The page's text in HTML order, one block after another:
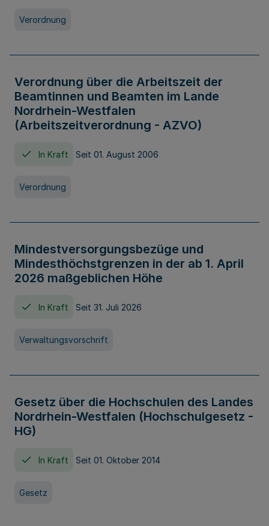
Verordnung
Verordnung über die Arbeitszeit der
Beamtinnen und Beamten im Lande
Nordrhein-Westfalen
(Arbeitszeitverordnung - AZVO)
In Kraft Seit 01. August 2006
Verordnung
Mindestversorgungsbezüge und
Mindesthöchstgrenzen in der ab 1. April
2026 maßgeblichen Höhe
In Kraft Seit 31. Juli 2026
Verwaltungsvorschrift
Gesetz über die Hochschulen des Landes
Nordrhein-Westfalen (Hochschulgesetz -
HG)
In Kraft Seit 01. Oktober 2014
Gesetz